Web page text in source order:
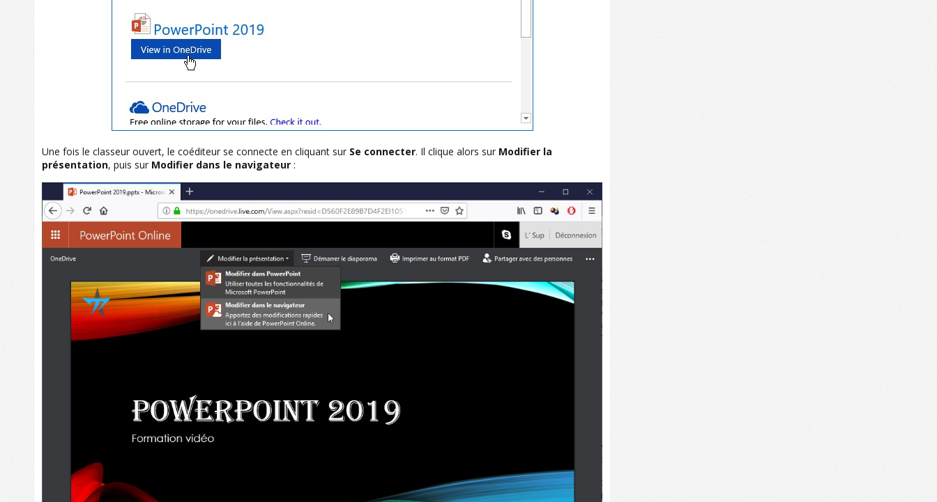
Une fois le classeur ouvert, le coéditeur se connecte en cliquant sur Se connecter. Il clique alors sur Modifier la
présentation, puis sur Modifier dans le navigateur :